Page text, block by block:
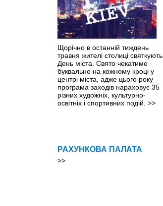
Щорічно в останній тиждень
травня жителі столиці святкують
День міста. Свято чекатиме
буквально на кожному кроці y
центрі міста, адже цього року
програма заходів нараховує 35
різних художніх, культурно-
освітніх і спортивних подій. >>
РАХУНКОВА ПАЛАТА
>>